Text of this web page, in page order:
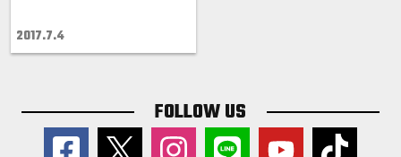
2017.7.4
FOLLOW US